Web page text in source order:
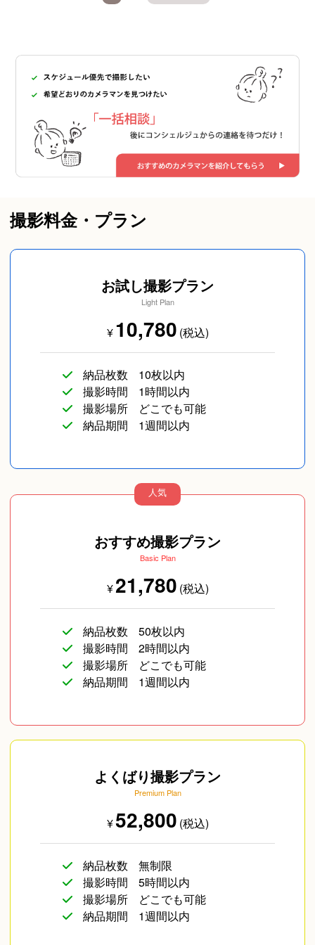
撮影料金・プラン
お試し撮影プラン
Light Plan
¥10,780 (税込)
納品枚数
10枚以内
撮影時間
1時間以内
撮影場所
どこでも可能
納品期間
1週間以内
人気
おすすめ撮影プラン
Basic Plan
¥21,780 (税込)
納品枚数
50枚以内
撮影時間
2時間以内
撮影場所
どこでも可能
納品期間
1週間以内
よくばり撮影プラン
Premium Plan
¥52,800 (税込)
納品枚数
無制限
撮影時間
5時間以内
撮影場所
どこでも可能
納品期間
1週間以内